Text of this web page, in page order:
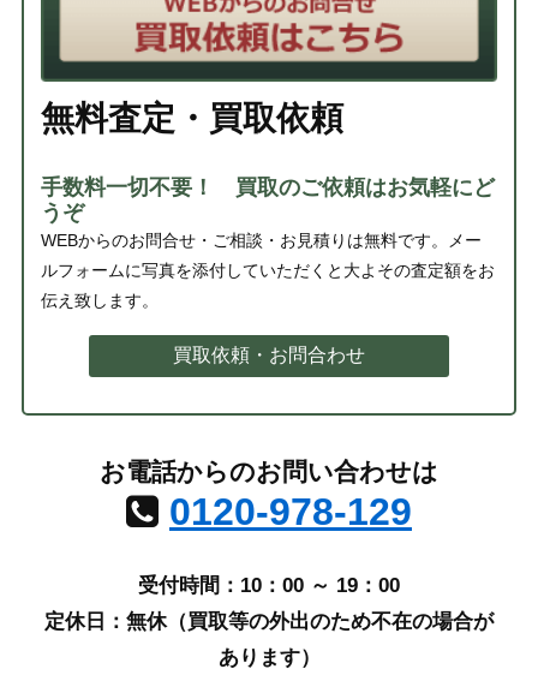
無料査定・買取依頼
手数料一切不要！ 買取のご依頼はお気軽にど
うぞ
WEBからのお問合せ・ご相談・お見積りは無料です。メー
ルフォームに写真を添付していただくと大よその査定額をお
伝え致します。
買取依頼・お問合わせ
お電話からのお問い合わせは
0120-978-129
受付時間：10：00 ～ 19：00
定休日：無休（買取等の外出のため不在の場合が
あります）